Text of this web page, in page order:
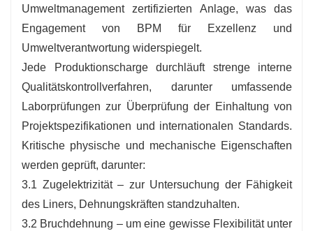
Umweltmanagement zertifizierten Anlage, was das
Engagement von BPM für Exzellenz und
Umweltverantwortung widerspiegelt.
Jede Produktionscharge durchläuft strenge interne
Qualitätskontrollverfahren, darunter umfassende
Laborprüfungen zur Überprüfung der Einhaltung von
Projektspezifikationen und internationalen Standards.
Kritische physische und mechanische Eigenschaften
werden geprüft, darunter:
3.1 Zugelektrizität – zur Untersuchung der Fähigkeit
des Liners, Dehnungskräften standzuhalten.
3.2 Bruchdehnung – um eine gewisse Flexibilität unter